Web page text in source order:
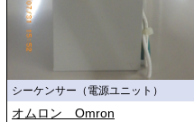
シーケンサー（電源ユニット）
オムロン Omron